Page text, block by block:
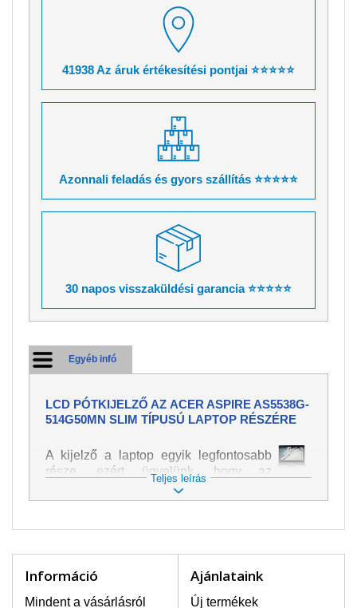
41938 Az áruk értékesítési pontjai ⭐⭐⭐⭐⭐
Azonnali feladás és gyors szállítás ⭐⭐⭐⭐⭐
30 napos visszaküldési garancia ⭐⭐⭐⭐⭐
Egyéb infó
LCD PÓTKIJELZŐ AZ ACER ASPIRE AS5538G-
514G50MN SLIM TÍPUSÚ LAPTOP RÉSZÉRE
A kijelző a laptop egyik legfontosabb
része, ezért ügyelünk, hogy az
pótalkatrész a legjobb minőségű
legyen. A kép és szöveg különféle
laptoppal legnagyobb óvatossággal
bekövetkezett sérülések közé a
mechanikai sérüléseket lehet besorolni,
Teljes leírás
Információ
Mindent a vásárlásról
Ajánlataink
Új termékek